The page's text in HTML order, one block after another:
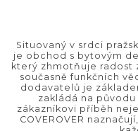
Situovaný v srdci
je obchod s bytovým
který zhmotňuje radost
současně funkčních
dodavatelů je
zakládá na
zákazníkovi příběh
COVEROVER